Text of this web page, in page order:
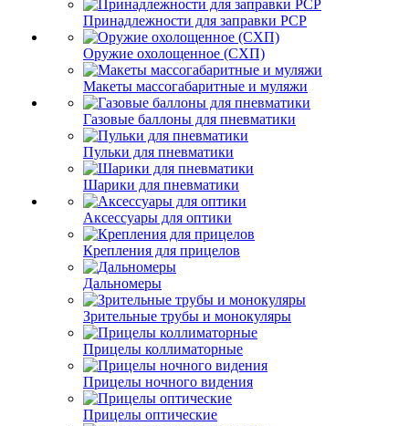
Принадлежности для заправки PCP
Оружие охолощенное (СХП)
Макеты массогабаритные и муляжи
Газовые баллоны для пневматики
Пульки для пневматики
Шарики для пневматики
Аксессуары для оптики
Крепления для прицелов
Дальномеры
Зрительные трубы и монокуляры
Прицелы коллиматорные
Прицелы ночного видения
Прицелы оптические